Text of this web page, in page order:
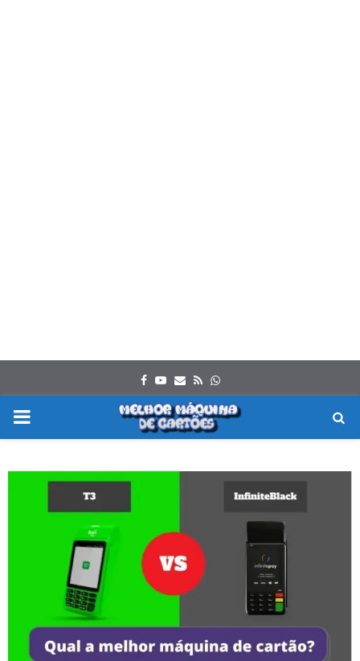
Facebook
Youtube
Email
RssWhatsapp
PRIMARY